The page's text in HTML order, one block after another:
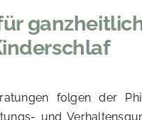
folgen der
und